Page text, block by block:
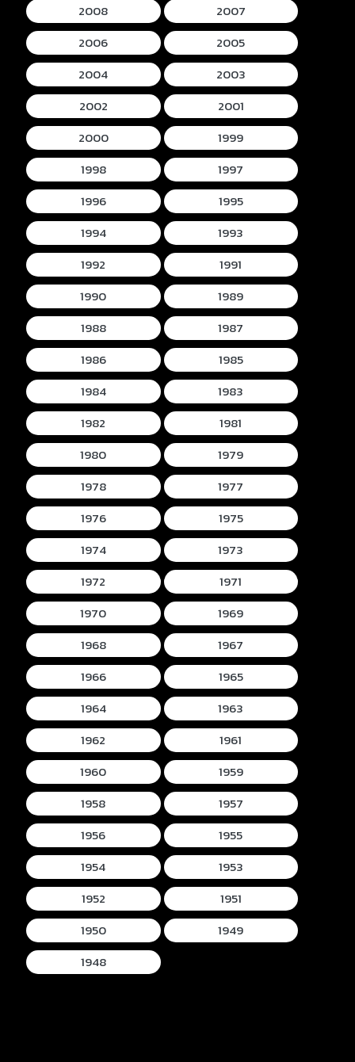
2008
2007
2006
2005
2004
2003
2002
2001
2000
1999
1998
1997
1996
1995
1994
1993
1992
1991
1990
1989
1988
1987
1986
1985
1984
1983
1982
1981
1980
1979
1978
1977
1976
1975
1974
1973
1972
1971
1970
1969
1968
1967
1966
1965
1964
1963
1962
1961
1960
1959
1958
1957
1956
1955
1954
1953
1952
1951
1950
1949
1948